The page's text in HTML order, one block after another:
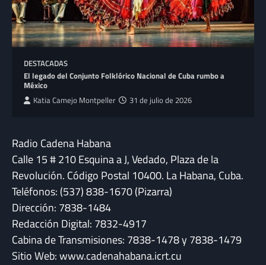
DESTACADAS
El legado del Conjunto Folklórico Nacional de Cuba rumbo a
México
Katia Camejo Montpeller 31 de julio de 2026
Radio Cadena Habana
Calle 15 # 210 Esquina a J, Vedado, Plaza de la
Revolución. Código Postal 10400. La Habana, Cuba.
Teléfonos: (537) 838-1670 (Pizarra)
Dirección: 7838-1484
Redacción Digital: 7832-4917
Cabina de Transmisiones: 7838-1478 y 7838-1479
Sitio Web: www.cadenahabana.icrt.cu